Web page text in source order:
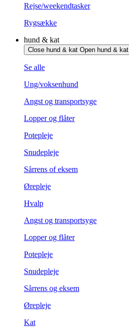
Rejse/weekendtasker
Rygsække
hund & kat
Close hund & kat Open hund & kat
Se alle
Ung/voksenhund
Angst og transportsyge
Lopper og flåter
Potepleje
Snudepleje
Sårrens of eksem
Ørepleje
Hvalp
Angst og transportsyge
Lopper og flåter
Potepleje
Snudepleje
Sårrens og eksem
Ørepleje
Kat